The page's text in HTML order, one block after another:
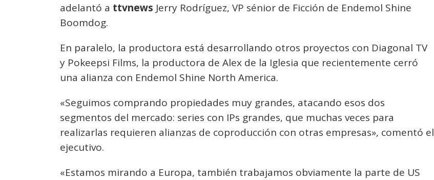
adelantó a ttvnews Jerry Rodríguez, VP sénior de Ficción de Endemol Shine
Boomdog.
En paralelo, la productora está desarrollando otros proyectos con Diagonal TV
y Pokeepsi Films, la productora de Alex de la Iglesia que recientemente cerró
una alianza con Endemol Shine North America.
«Seguimos comprando propiedades muy grandes, atacando esos dos
segmentos del mercado: series con IPs grandes, que muchas veces para
realizarlas requieren alianzas de coproducción con otras empresas», comentó el
ejecutivo.
«Estamos mirando a Europa, también trabajamos obviamente la parte de US